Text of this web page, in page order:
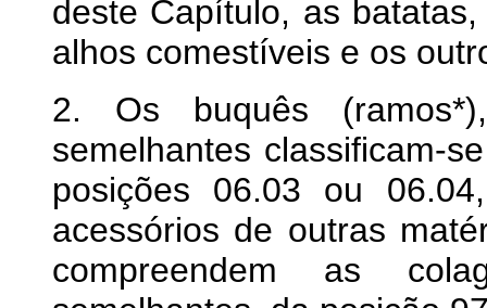
deste Capítulo, as
alhos comestíveis e os
2. Os buquês
semelhantes classificam-
posições 06.03 ou
acessórios de outras
compreendem as